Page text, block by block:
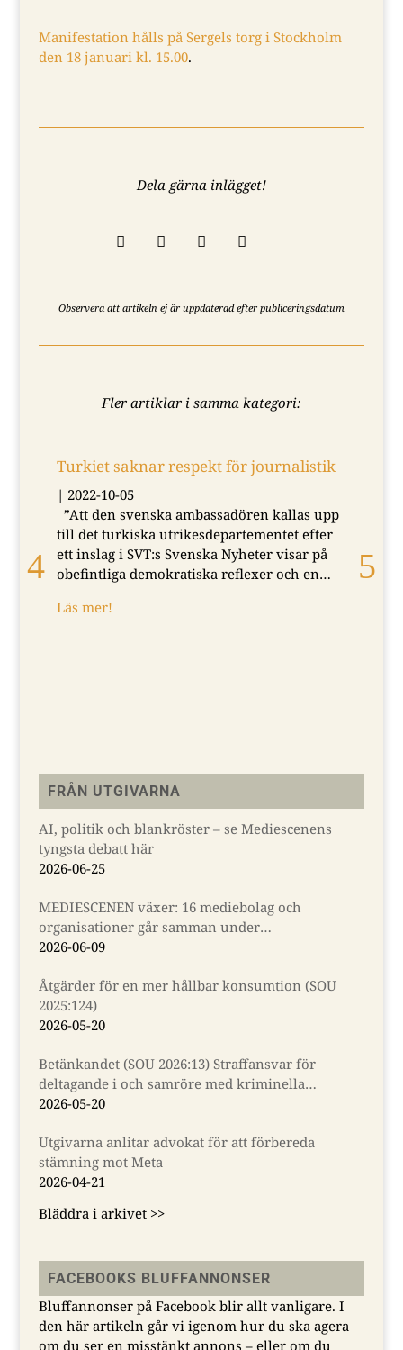
Manifestation hålls på Sergels torg i Stockholm
den 18 januari kl. 15.00.
Dela gärna inlägget!
   
Observera att artikeln ej är uppdaterad efter publiceringsdatum
Fler artiklar i samma kategori:
Turkiet saknar respekt för journalistik
| 2022-10-05
”Att den svenska ambassadören kallas upp
till det turkiska utrikesdepartementet efter
ett inslag i SVT:s Svenska Nyheter visar på
obefintliga demokratiska reflexer och en…
Läs mer!
FRÅN UTGIVARNA
AI, politik och blankröster – se Mediescenens
tyngsta debatt här
2026-06-25
MEDIESCENEN växer: 16 mediebolag och
organisationer går samman under
Almedalsveckan
2026-06-09
Åtgärder för en mer hållbar konsumtion (SOU
2025:124)
2026-05-20
Betänkandet (SOU 2026:13) Straffansvar för
deltagande i och samröre med kriminella
sammanslutningar
2026-05-20
Utgivarna anlitar advokat för att förbereda
stämning mot Meta
2026-04-21
Bläddra i arkivet >>
FACEBOOKS BLUFFANNONSER
Bluffannonser på Facebook blir allt vanligare. I
den här artikeln går vi igenom hur du ska agera
om du ser en misstänkt annons – eller om du